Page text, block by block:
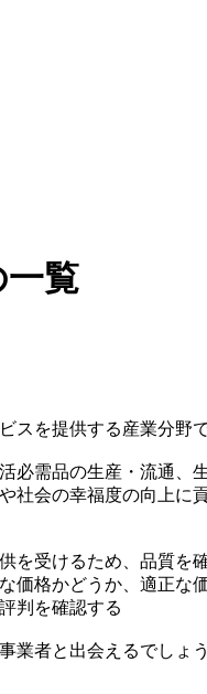
一覧
スを提供する産業分野
必需品の生産・流通
社会の幸福度の向上に
を受けるため、品質を
価格かどうか、適正な
判を確認する
業者と出会えるでしょう